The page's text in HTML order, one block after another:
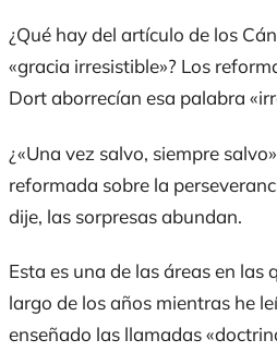
¿Qué hay del artículo de los
«gracia irresistible»? Los
Dort aborrecían esa palabra
¿«Una vez salvo, siempre
reformada sobre la
dije, las sorpresas abundan.
Esta es una de las áreas en las
largo de los años mientras he
enseñado las llamadas